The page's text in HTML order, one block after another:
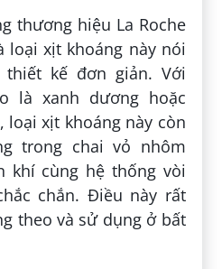
thương hiệu La Roche
loại xịt khoáng này nói
kế đơn giản. Với
là xanh dương hoặc
loại xịt khoáng này còn
trong chai vỏ nhôm
khí cùng hệ thống vòi
chắn. Điều này rất
theo và sử dụng ở bất